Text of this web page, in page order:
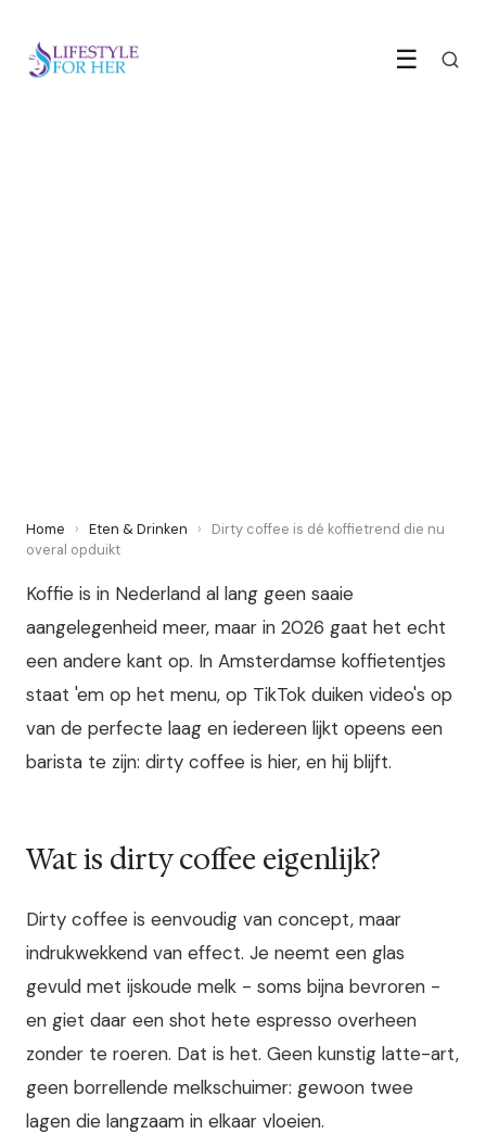
☰
Home › Eten & Drinken ›
Dirty coffee is dé koffietrend die nu
overal opduikt
Koffie is in Nederland al lang geen saaie
aangelegenheid meer, maar in 2026 gaat het echt
een andere kant op. In Amsterdamse koffietentjes
staat 'em op het menu, op TikTok duiken video's op
van de perfecte laag en iedereen lijkt opeens een
barista te zijn: dirty coffee is hier, en hij blijft.
Wat is dirty coffee eigenlijk?
Dirty coffee is eenvoudig van concept, maar
indrukwekkend van effect. Je neemt een glas
gevuld met ijskoude melk - soms bijna bevroren -
en giet daar een shot hete espresso overheen
zonder te roeren. Dat is het. Geen kunstig latte-art,
geen borrellende melkschuimer: gewoon twee
lagen die langzaam in elkaar vloeien.